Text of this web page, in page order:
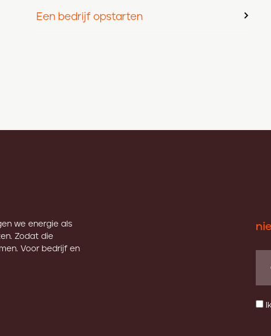
Een bedrijf opstarten
we energie als
Zodat die
Voor bedrijf en